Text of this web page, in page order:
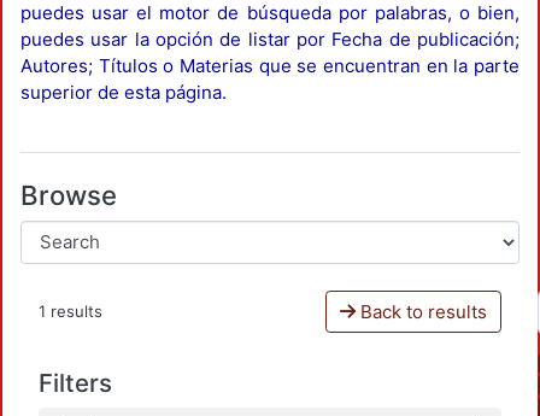
puedes usar el motor de búsqueda por palabras, o bien,
puedes usar la opción de listar por Fecha de publicación;
Autores; Títulos o Materias que se encuentran en la parte
superior de esta página.
Browse
1 results Back to results
Filters